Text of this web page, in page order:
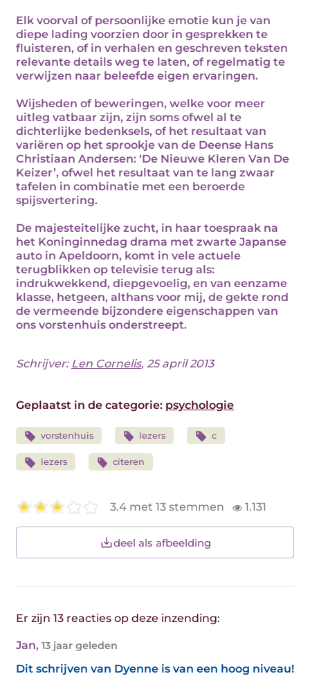
Elk voorval of persoonlijke emotie kun je van
diepe lading voorzien door in gesprekken te
fluisteren, of in verhalen en geschreven teksten
relevante details weg te laten, of regelmatig te
verwijzen naar beleefde eigen ervaringen.
Wijsheden of beweringen, welke voor meer
uitleg vatbaar zijn, zijn soms ofwel al te
dichterlijke bedenksels, of het resultaat van
variëren op het sprookje van de Deense Hans
Christiaan Andersen: ‘De Nieuwe Kleren Van De
Keizer’, ofwel het resultaat van te lang zwaar
tafelen in combinatie met een beroerde
spijsvertering.
De majesteitelijke zucht, in haar toespraak na
het Koninginnedag drama met zwarte Japanse
auto in Apeldoorn, komt in vele actuele
terugblikken op televisie terug als:
indrukwekkend, diepgevoelig, en van eenzame
klasse, hetgeen, althans voor mij, de gekte rond
de vermeende bijzondere eigenschappen van
ons vorstenhuis onderstreept.
Schrijver: Len Cornelis, 25 april 2013
Geplaatst in de categorie: psychologie
vorstenhuis lezers c
lezers citeren
3.4 met 13 stemmen 1.131
deel als afbeelding
Er zijn 13 reacties op deze inzending:
Jan, 13 jaar geleden
Dit schrijven van Dyenne is van een hoog niveau!